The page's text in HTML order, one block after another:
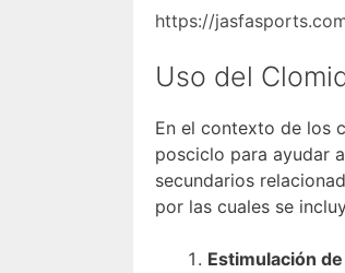
https://
Uso del
En el contexto de los
posciclo para ayudar
secundarios
por las cuales se
Estimulación